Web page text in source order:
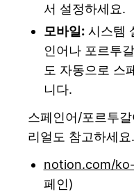
서 설정하세요.
모바일:시스템
인어나 포르투
도 자동으로 스
니다.
스페인어/포르투
리얼도 참고하세요.
notion.com/
페인)